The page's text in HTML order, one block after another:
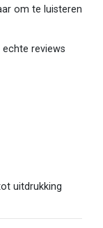
om te luisteren
echte reviews
uitdrukking